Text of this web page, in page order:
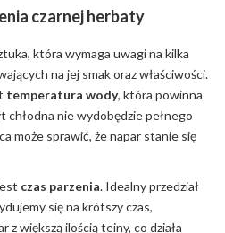
czarnej herbaty
która wymaga uwagi na kilka
na jej smak oraz właściwości.
temperatura wody, która powinna
chłodna nie wydobędzie pełnego
może sprawić, że napar stanie się
czas parzenia. Idealny przedział
się na krótszy czas,
z większą ilością teiny, co działa